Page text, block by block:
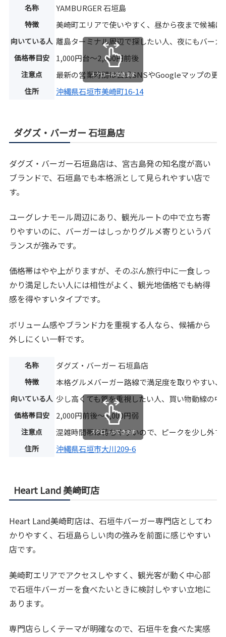
名称 YAMBURGER 石垣島
特徴 美崎町エリアで使いやすく、昼から夜まで候補
向いている人 離島ターミナル周辺で探したい人、夜にもバーガ
価格帯目安 1,000円台〜2,000円前後
注意点 最新の営業時間は公式SNSやGoogleマップの更
住所 沖縄県石垣市美崎町16-14
スクロールできます
ダグズ・バーガー 石垣島店
ダグズ・バーガー石垣島店は、宮古島発の知名度が高い
ブランドで、石垣島でも本格派として見られやすい店で
す。
ユーグレナモール周辺にあり、観光ルートの中で立ち寄
りやすいのに、バーガーはしっかりグルメ寄りというバ
ランスが強みです。
価格帯はやや上がりますが、そのぶん旅行中に一食しっ
かり満足したい人には相性がよく、観光地価格でも納得
感を得やすいタイプです。
ボリューム感やブランド力を重視する人なら、候補から
外しにくい一軒です。
名称 ダグズ・バーガー 石垣島店
特徴 本格グルメバーガー路線で満足度を取りやすい、
向いている人 少し高くても質を重視したい人、買い物動線の中
価格帯目安 2,000円前後〜3,000円弱
注意点 混雑時間帯は待ちやすいので、ピークを少し外す
住所 沖縄県石垣市大川209-6
スクロールできます
Heart Land 美崎町店
Heart Land美崎町店は、石垣牛バーガー専門店としてわ
かりやすく、石垣島らしい肉の強みを前面に感じやすい
店です。
美崎町エリアでアクセスしやすく、観光客が動く中心部
で石垣牛バーガーを食べたいときに検討しやすい立地に
あります。
専門店らしくテーマが明確なので、石垣牛を食べた実感